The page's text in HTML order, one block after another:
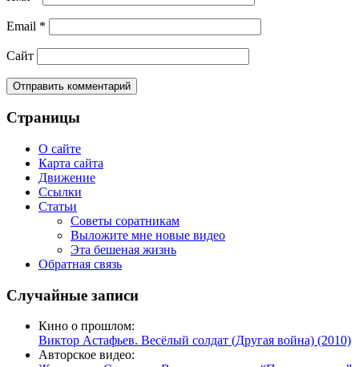
Email *
Сайт
Страницы
О сайте
Карта сайта
Движение
Ссылки
Статьи
Советы соратникам
Выложите мне новые видео
Эта бешеная жизнь
Обратная связь
Случайные записи
Кино о прошлом:
Виктор Астафьев. Весёлый солдат (Другая война) (2010)
Авторское видео: